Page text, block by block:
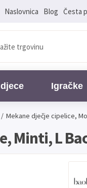
Naslovnica Blog Česta
Igračke
/ Mekane dječje cipelice,
Minti, L